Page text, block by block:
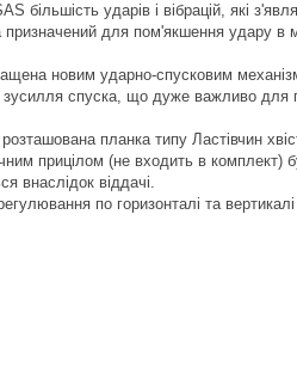
більшість ударів і вібрацій, які
призначений для пом'якшення удару в
новим ударно-спусковим
спуска, що дуже важливо для
планка типу Ластівчин
прицілом (не входить в комплект)
внаслідок віддачі.
по горизонталі та